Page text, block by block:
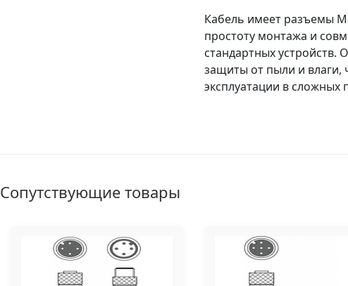
Кабель имеет разъемы
простоту монтажа и
стандартных устройств.
защиты от пыли и влаги,
эксплуатации в сложных
Сопутствующие товары